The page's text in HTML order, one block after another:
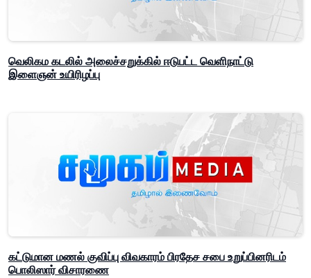
வெலிகம கடலில் அலைச்சறுக்கில் ஈடுபட்ட வெளிநாட்டு
இளைஞன் உயிரிழப்பு
கட்டுமான மணல் குவிப்பு விவகாரம் பிரதேச சபை உறுப்பினரிடம்
பொலிஸார் விசாரணை